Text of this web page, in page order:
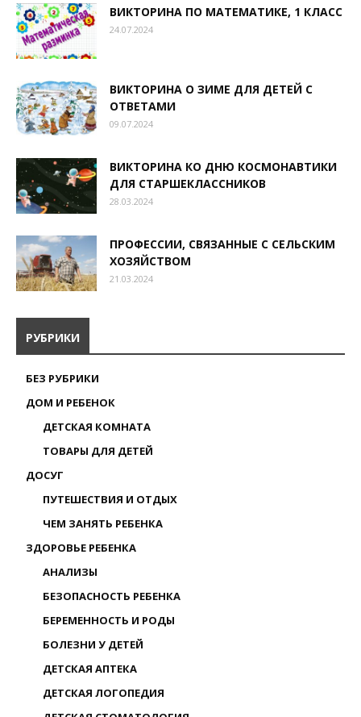
ВИКТОРИНА ПО МАТЕМАТИКЕ, 1 КЛАСС
24.07.2024
ВИКТОРИНА О ЗИМЕ ДЛЯ ДЕТЕЙ С
ОТВЕТАМИ
09.07.2024
ВИКТОРИНА КО ДНЮ КОСМОНАВТИКИ
ДЛЯ СТАРШЕКЛАССНИКОВ
28.03.2024
ПРОФЕССИИ, СВЯЗАННЫЕ С СЕЛЬСКИМ
ХОЗЯЙСТВОМ
21.03.2024
РУБРИКИ
БЕЗ РУБРИКИ
ДОМ И РЕБЕНОК
ДЕТСКАЯ КОМНАТА
ТОВАРЫ ДЛЯ ДЕТЕЙ
ДОСУГ
ПУТЕШЕСТВИЯ И ОТДЫХ
ЧЕМ ЗАНЯТЬ РЕБЕНКА
ЗДОРОВЬЕ РЕБЕНКА
АНАЛИЗЫ
БЕЗОПАСНОСТЬ РЕБЕНКА
БЕРЕМЕННОСТЬ И РОДЫ
БОЛЕЗНИ У ДЕТЕЙ
ДЕТСКАЯ АПТЕКА
ДЕТСКАЯ ЛОГОПЕДИЯ